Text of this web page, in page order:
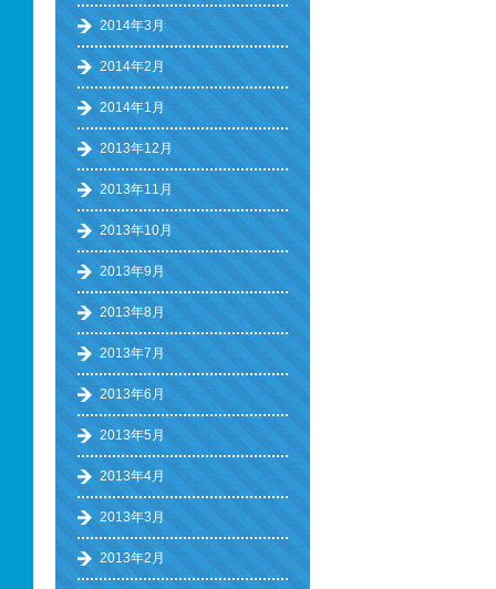
2014年3月
2014年2月
2014年1月
2013年12月
2013年11月
2013年10月
2013年9月
2013年8月
2013年7月
2013年6月
2013年5月
2013年4月
2013年3月
2013年2月